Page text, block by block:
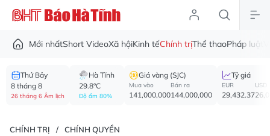
Mới nhấtShort VideoXã hộiKinh tếChính trịThể thaoPháp luật
Thứ Bảy
8 tháng 8
26 tháng 6 Âm lịch
Hà Tĩnh
29.8°C
Độ ẩm 80%
Giá vàng (SJC)
Mua vào
141,000,000
Bán ra
144,000,000
Tỷ giá
EUR
29,432.37
USD
CHÍNH TRỊ CHÍNH QUYỀN